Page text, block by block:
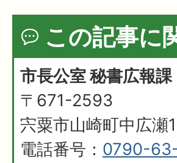
この記事に
市長公室 秘書広報課
〒671-2593
宍粟市山崎町中広瀬
電話番号： 0790-